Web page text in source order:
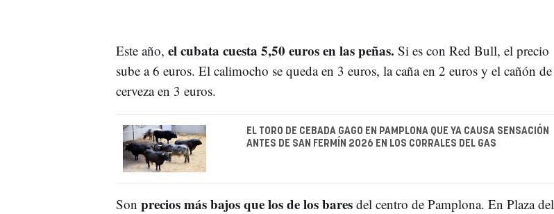
Este año, el cubata cuesta 5,50 euros en las peñas. Si es con Red Bull, el precio
sube a 6 euros. El calimocho se queda en 3 euros, la caña en 2 euros y el cañón de
cerveza en 3 euros.
EL TORO DE CEBADA GAGO EN PAMPLONA QUE YA CAUSA SENSACIÓN
ANTES DE SAN FERMÍN 2026 EN LOS CORRALES DEL GAS
Son precios más bajos que los de los bares del centro de Pamplona. En Plaza del